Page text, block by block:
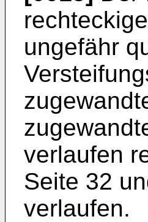
ungefähr
verlaufen
Seite 32
verlaufen.